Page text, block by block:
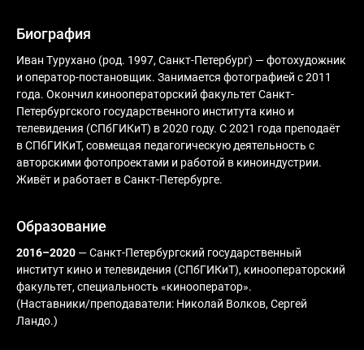
Биография
Иван Турухано (род. 1997, Санкт-Петербург) — фотохудожник
и оператор-постановщик. Занимается фотографией с 2011
года. Окончил кинооператорский факультет Санкт-
Петербургского государственного института кино и
телевидения (СПбГИКиТ) в 2020 году. С 2021 года преподаёт
в СПбГИКиТ, совмещая педагогическую деятельность с
авторскими фотопроектами и работой в киноиндустрии.
Живёт и работает в Санкт-Петербурге.
Образование
2016–2020 — Санкт-Петербургский государственный
институт кино и телевидения (СПбГИКиТ), кинооператорский
факультет, специальность «кинооператор».
(Наставники/преподаватели: Николай Волков, Сергей
Ландо.)